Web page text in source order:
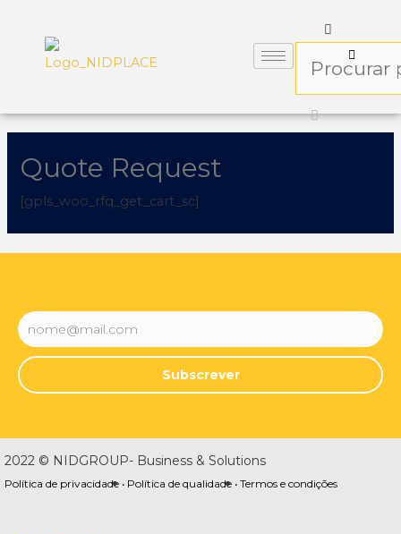
Quote Request
[gpls_woo_rfq_get_cart_sc]
Subscrever
2022 © NIDGROUP- Business & Solutions
Política de privacidade • Política de qualidade • Termos e condições